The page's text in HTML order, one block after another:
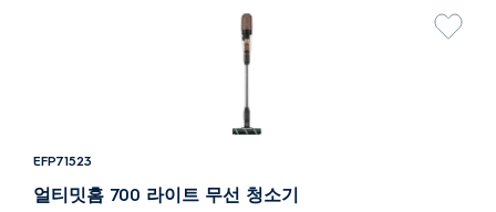
EFP71523
얼티밋홈 700 라이트 무선 청소기